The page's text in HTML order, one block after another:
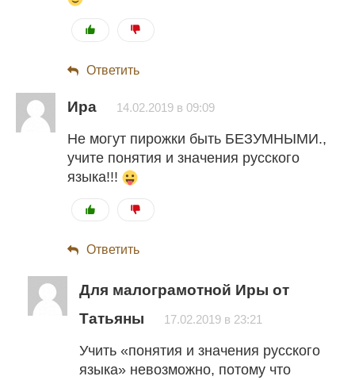
Ответить
Ира 14.02.2019 в 09:09
Не могут пирожки быть БЕЗУМНЫМИ.,
учите понятия и значения русского
языка!!!
Ответить
Для малограмотной Иры от
Татьяны
17.02.2019 в 23:21
Учить «понятия и значения русского
языка» невозможно, потому что